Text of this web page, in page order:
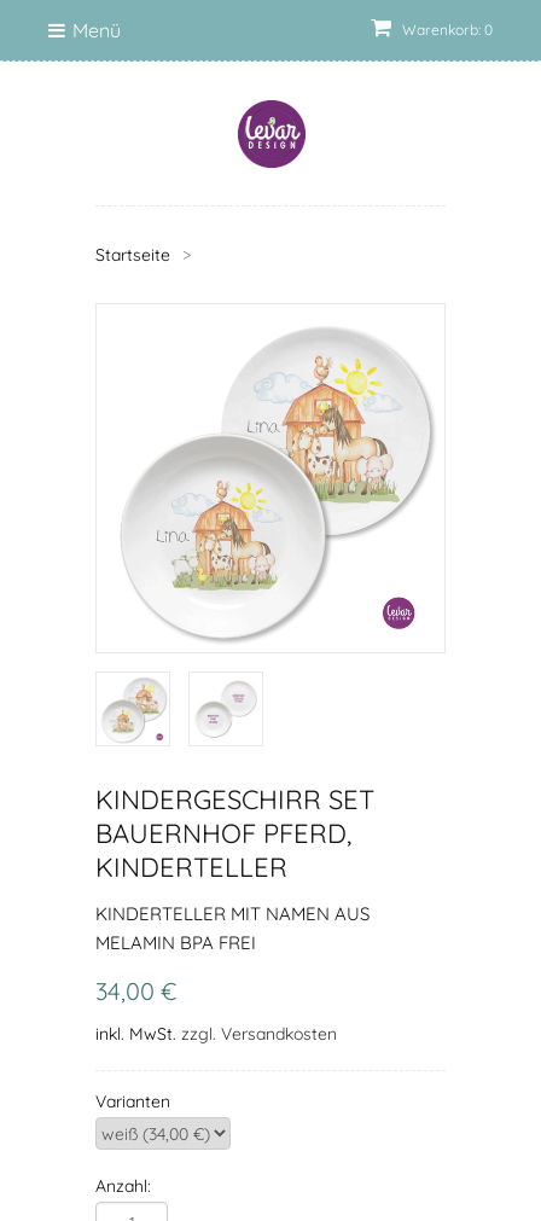
Warenkorb: 0
Menü
Startseite >
KINDERGESCHIRR SET
BAUERNHOF PFERD,
KINDERTELLER
KINDERTELLER MIT NAMEN AUS
MELAMIN BPA FREI
34,00 €
inkl. MwSt. zzgl. Versandkosten
Varianten
Anzahl: